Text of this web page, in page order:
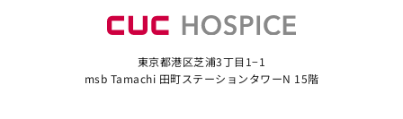
東京都港区芝浦3丁目1−1
msb Tamachi 田町ステーションタワーN 15階